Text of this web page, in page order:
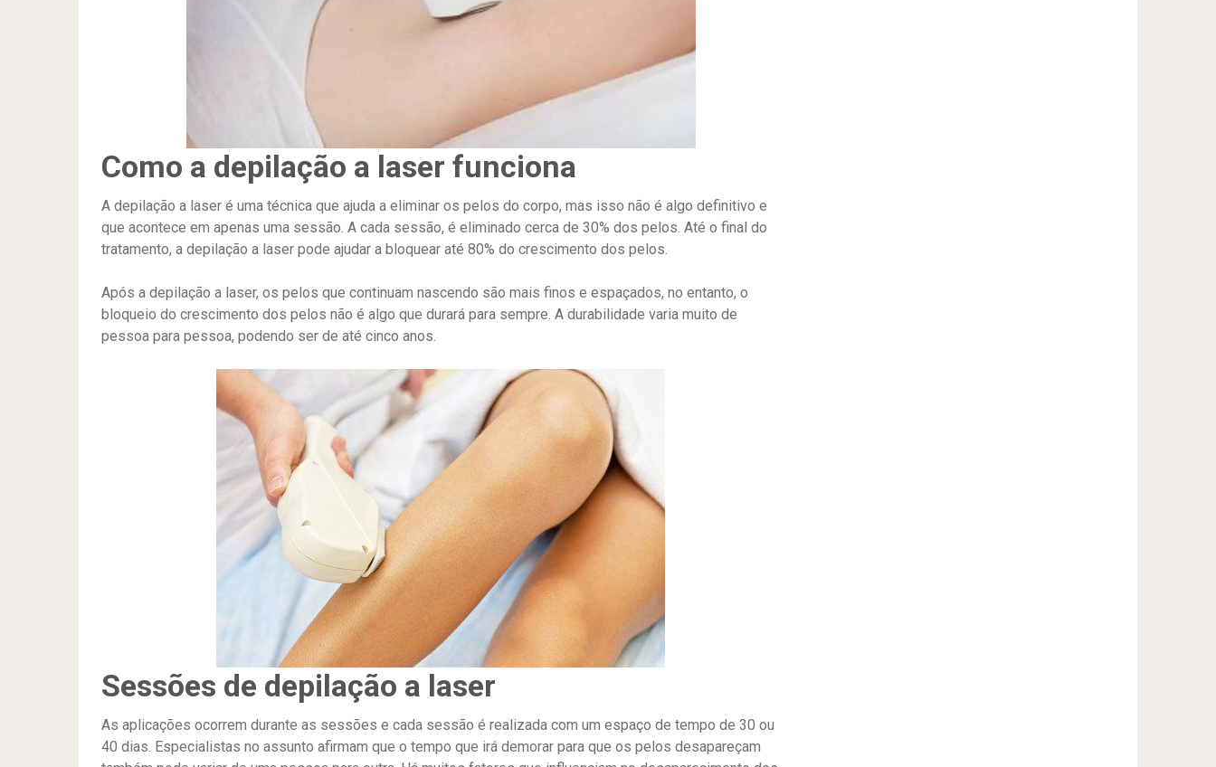
Como a depilação a laser funciona
A depilação a laser é uma técnica que ajuda a eliminar os pelos do corpo, mas isso não é algo definitivo e
que acontece em apenas uma sessão. A cada sessão, é eliminado cerca de 30% dos pelos. Até o final do
tratamento, a depilação a laser pode ajudar a bloquear até 80% do crescimento dos pelos.
Após a depilação a laser, os pelos que continuam nascendo são mais finos e espaçados, no entanto, o
bloqueio do crescimento dos pelos não é algo que durará para sempre. A durabilidade varia muito de
pessoa para pessoa, podendo ser de até cinco anos.
Sessões de depilação a laser
As aplicações ocorrem durante as sessões e cada sessão é realizada com um espaço de tempo de 30 ou
40 dias. Especialistas no assunto afirmam que o tempo que irá demorar para que os pelos desapareçam